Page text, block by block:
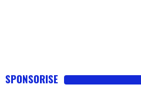
SPONSORISE